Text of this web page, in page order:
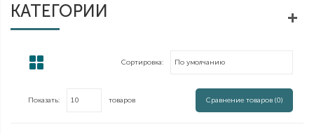
КАТЕГОРИИ
Сортировка:
Показать: товаров Сравнение товаров (0)